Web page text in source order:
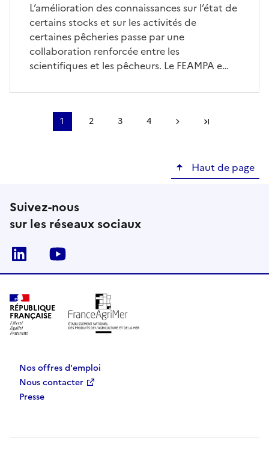
L’amélioration des connaissances sur l’état de
certains stocks et sur les activités de
certaines pêcheries passe par une
collaboration renforcée entre les
scientifiques et les pêcheurs. Le FEAMPA e…
PaginationPage
1
Page
2
Page
3
Page
4
Page suivanteDernière page
Haut de page
Suivez-nous
sur les réseaux sociaux
Linkedin
RÉPUBLIQUE
FRANÇAISE
Nos offres d'emploi
Nous contacter
Presse